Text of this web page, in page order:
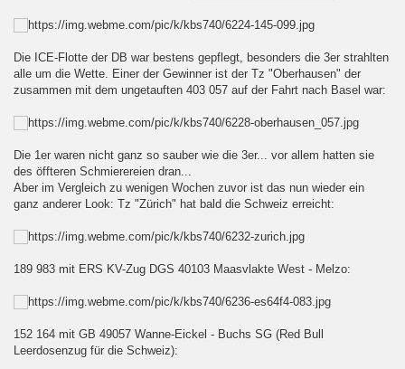
Die ICE-Flotte der DB war bestens gepflegt, besonders die 3er strahlten
alle um die Wette. Einer der Gewinner ist der Tz "Oberhausen" der
zusammen mit dem ungetauften 403 057 auf der Fahrt nach Basel war:
Die 1er waren nicht ganz so sauber wie die 3er... vor allem hatten sie
des öffteren Schmierereien dran...
Aber im Vergleich zu wenigen Wochen zuvor ist das nun wieder ein
ganz anderer Look: Tz "Zürich" hat bald die Schweiz erreicht:
189 983 mit ERS KV-Zug DGS 40103 Maasvlakte West - Melzo:
152 164 mit GB 49057 Wanne-Eickel - Buchs SG (Red Bull
Leerdosenzug für die Schweiz):
Pampa